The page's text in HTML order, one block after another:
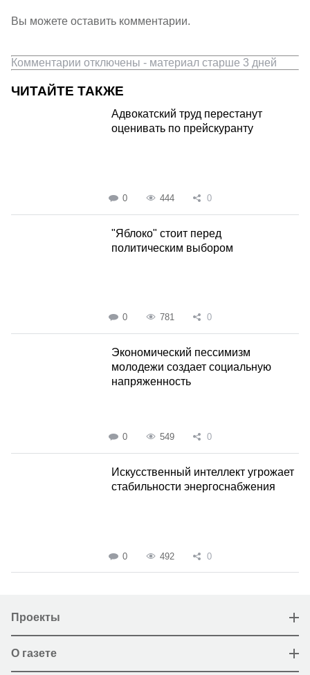
Вы можете оставить комментарии.
Комментарии отключены - материал старше 3 дней
ЧИТАЙТЕ ТАКЖЕ
Адвокатский труд перестанут
оценивать по прейскуранту
0 444 0
"Яблоко" стоит перед
политическим выбором
0 781 0
Экономический пессимизм
молодежи создает социальную
напряженность
0 549 0
Искусственный интеллект угрожает
стабильности энергоснабжения
0 492 0
Проекты
О газете